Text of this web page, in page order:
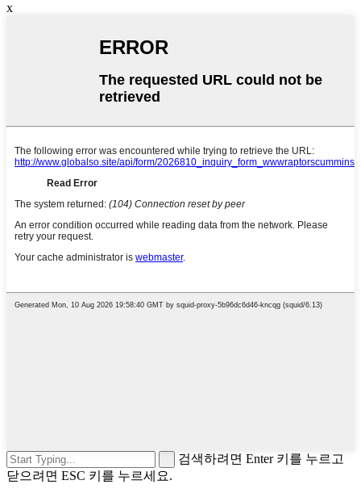
x
검색하려면 Enter 키를 누르고
닫으려면 ESC 키를 누르세요.